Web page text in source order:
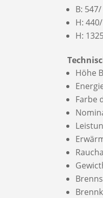
B:
H:
H:
Höhe
Farbe